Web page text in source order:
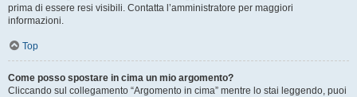
prima di essere resi visibili. Contatta l’amministratore per maggiori
informazioni.
Top
Come posso spostare in cima un mio argomento?
Cliccando sul collegamento “Argomento in cima” mentre lo stai leggendo, puoi